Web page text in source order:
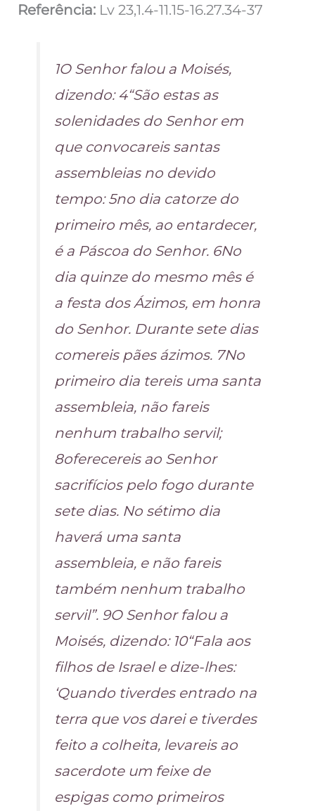
Referência: Lv 23,1.4-11.15-16.27.34-37
1O Senhor falou a Moisés,
dizendo: 4“São estas as
solenidades do Senhor em
que convocareis santas
assembleias no devido
tempo: 5no dia catorze do
primeiro mês, ao entardecer,
é a Páscoa do Senhor. 6No
dia quinze do mesmo mês é
a festa dos Ázimos, em honra
do Senhor. Durante sete dias
comereis pães ázimos. 7No
primeiro dia tereis uma santa
assembleia, não fareis
nenhum trabalho servil;
8oferecereis ao Senhor
sacrifícios pelo fogo durante
sete dias. No sétimo dia
haverá uma santa
assembleia, e não fareis
também nenhum trabalho
servil”. 9O Senhor falou a
Moisés, dizendo: 10“Fala aos
filhos de Israel e dize-lhes:
‘Quando tiverdes entrado na
terra que vos darei e tiverdes
feito a colheita, levareis ao
sacerdote um feixe de
espigas como primeiros